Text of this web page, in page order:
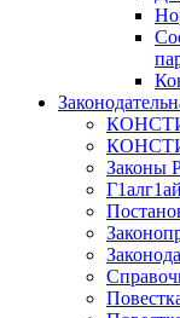
Законы